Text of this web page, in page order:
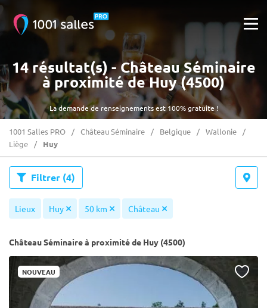
La demande de renseignements est 100% gratuite !
14 résultat(s) - Château Séminaire
à proximité de Huy (4500)
1001 Salles PRO Château Séminaire Belgique
Wallonie
Liège
Huy
Filtrer (4)
Lieux Huy 50 km Château
Château Séminaire à proximité de Huy (4500)
NOUVEAU